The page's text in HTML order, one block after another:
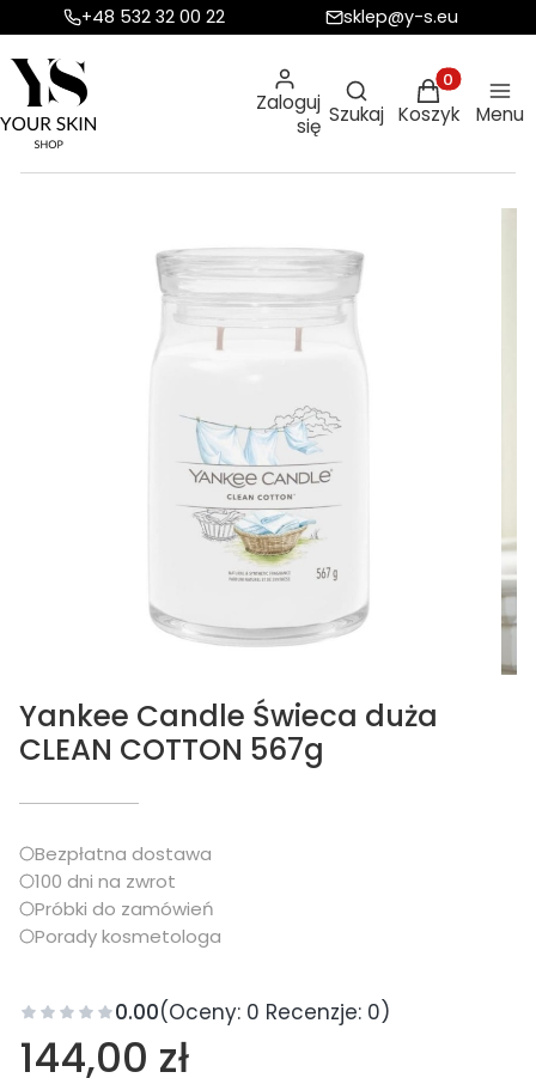
+48 532 32 00 22 sklep@y-s.eu
Zaloguj
się
Otwórz
Szukaj
Produkty w
Koszyk Menu
Yankee Candle Świeca duża
CLEAN COTTON 567g
Bezpłatna dostawa
100 dni na zwrot
Próbki do zamówień
Porady kosmetologa
0.00(Oceny: 0 Recenzje: 0)
Cena
144,00 zł